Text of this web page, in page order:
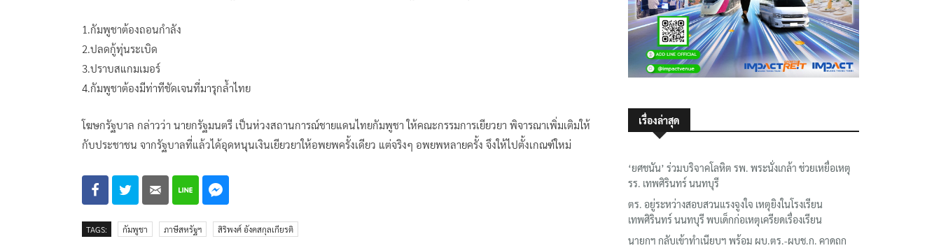
1.กัมพูชาต้องถอนกำลัง
2.ปลดกู้ทุ่นระเบิด
3.ปราบสแกมเมอร์
4.กัมพูชาต้องมีท่าทีชัดเจนที่มารุกล้ำไทย
โฆษกรัฐบาล กล่าวว่า นายกรัฐมนตรี เป็นห่วงสถานการณ์ชายแดนไทยกัมพูชา ให้คณะกรรมการเยียวยา พิจารณาเพิ่มเติมให้
กับประชาชน จากรัฐบาลที่แล้วได้อุดหนุนเงินเยียวยาให้อพยพครั้งเดียว แต่จริงๆ อพยพหลายครั้ง จึงให้ไปตั้งเกณฑ์ใหม่
TAGS: กัมพูชา ภาษีสหรัฐฯ สิริพงศ์​ อังคสกุลเกียรติ
เรื่องล่าสุด
‘ยศชนัน’ ร่วมบริจาคโลหิต รพ. พระนั่งเกล้า ช่วยเหยื่อเหตุ
รร. เทพศิรินทร์ นนทบุรี
ตร. อยู่ระหว่างสอบสวนแรงจูงใจ เหตุยิงในโรงเรียน
เทพศิรินทร์ นนทบุรี พบเด็กก่อเหตุเครียดเรื่องเรียน
นายกฯ กลับเข้าทำเนียบฯ พร้อม ผบ.ตร.-ผบช.ก. คาดถก